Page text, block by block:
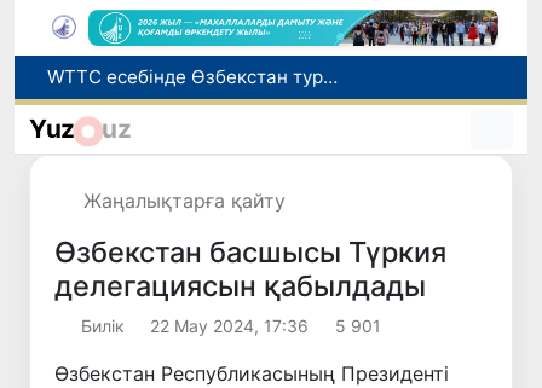
Мүмкіндігі шектеулі талапкерлерге қабылдау емтихандарында қосымша уақыт беріледі
Беларусьтен Өзбекстанға екінші тікелей жүк пойызы жөнелтілді
Yuz uz
Жаңалықтарға қайту
Өзбекстан басшысы Түркия
делегациясын қабылдады
Билік 22 Мау 2024, 17:36 5 901
Өзбекстан Республикасының Президенті